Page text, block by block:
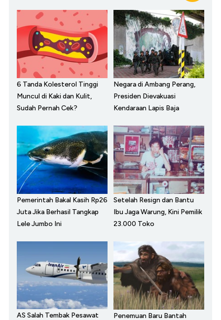
6 Tanda Kolesterol Tinggi
Muncul di Kaki dan Kulit,
Sudah Pernah Cek?
Negara di Ambang Perang,
Presiden Dievakuasi
Kendaraan Lapis Baja
Pemerintah Bakal Kasih Rp26
Juta Jika Berhasil Tangkap
Lele Jumbo Ini
Setelah Resign dan Bantu
Ibu Jaga Warung, Kini Pemilik
23.000 Toko
AS Salah Tembak Pesawat
Penemuan Baru Bantah